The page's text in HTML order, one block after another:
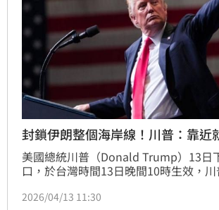
封鎖伊朗整個海岸線！川普：靠近
美國總統川普（Donald Trump）13日
口，於台灣時間13日晚間10時生效，
毀」，共有158艘艦艇沉入海底，並再
2026/04/13 11:30